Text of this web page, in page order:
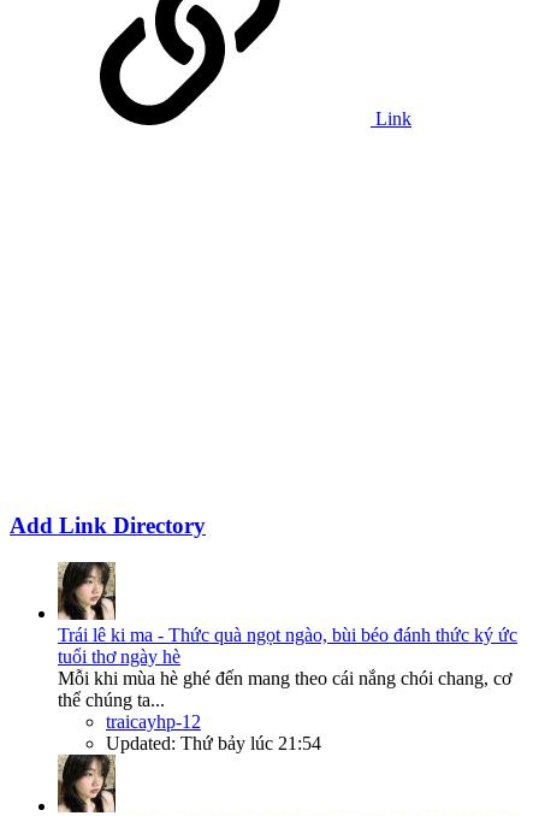
Link
Add Link Directory
Trái lê ki ma - Thức quà ngọt ngào, bùi béo đánh thức ký ức
tuổi thơ ngày hè
Mỗi khi mùa hè ghé đến mang theo cái nắng chói chang, cơ
thể chúng ta...
traicayhp-12
Updated: Thứ bảy lúc 21:54